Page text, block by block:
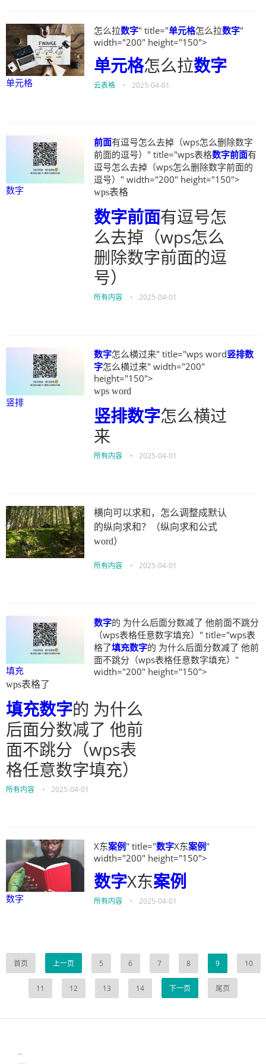
单元格
怎么拉数字" title="单元格怎么拉数字"
width="200" height="150">
单元格怎么拉数字
云表格 • 2025-04-01
数字
前面有逗号怎么去掉（wps怎么删除数字
前面的逗号）" title="wps表格数字前面有
逗号怎么去掉（wps怎么删除数字前面的
逗号）" width="200" height="150">
wps表格
数字前面有逗号怎
么去掉（wps怎么
删除数字前面的逗
号）
所有内容 • 2025-04-01
竖排
数字怎么横过来" title="wps word竖排数
字怎么横过来" width="200"
height="150">
wps word
竖排数字怎么横过
来
所有内容 • 2025-04-01
横向可以求和，怎么调整成默认
的纵向求和？（纵向求和公式
word）
所有内容 • 2025-04-01
填充
数字的 为什么后面分数减了 他前面不跳分
（wps表格任意数字填充）" title="wps表
格了填充数字的 为什么后面分数减了 他前
面不跳分（wps表格任意数字填充）"
width="200" height="150">
wps表格了
填充数字的 为什么
后面分数减了 他前
面不跳分（wps表
格任意数字填充）
所有内容 • 2025-04-01
数字
X东案例 " title="数字X东案例 "
width="200" height="150">
数字X东案例
所有内容 • 2025-04-01
首页 上一页 5 6 7 8 9 10
11 12 13 14 下一页 尾页